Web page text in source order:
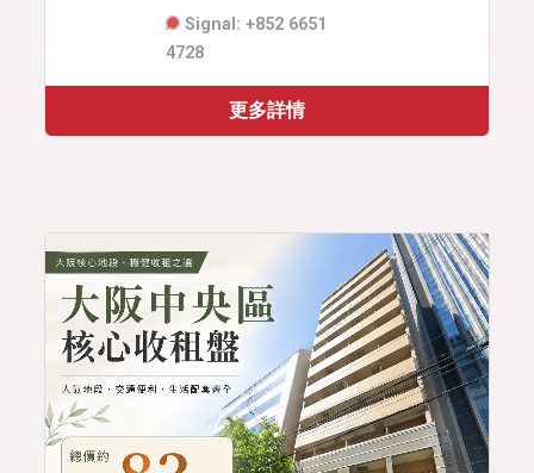
Signal: +852 6651
4728
更多詳情